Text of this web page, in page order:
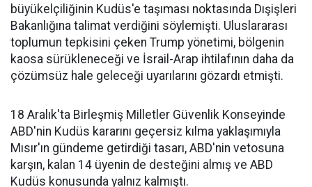
büyükelçiliğinin Kudüs'e taşıması noktasında Dışişleri
Bakanlığına talimat verdiğini söylemişti. Uluslararası
toplumun tepkisini çeken Trump yönetimi, bölgenin
kaosa sürükleneceği ve İsrail-Arap ihtilafının daha da
çözümsüz hale geleceği uyarılarını gözardı etmişti.
18 Aralık'ta Birleşmiş Milletler Güvenlik Konseyinde
ABD'nin Kudüs kararını geçersiz kılma yaklaşımıyla
Mısır'ın gündeme getirdiği tasarı, ABD'nin vetosuna
karşın, kalan 14 üyenin de desteğini almış ve ABD
Kudüs konusunda yalnız kalmıştı.